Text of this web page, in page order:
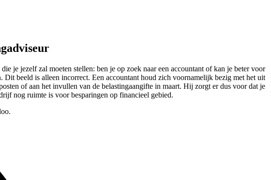
je jezelf zal moeten stellen: ben je op zoek naar een accountant of kan je beter voor
Dit beeld is alleen incorrect. Een accountant houd zich voornamelijk bezig met het uit
of aan het invullen van de belastingaangifte in maart. Hij zorgt er dus voor dat je
nog ruimte is voor besparingen op financieel gebied.